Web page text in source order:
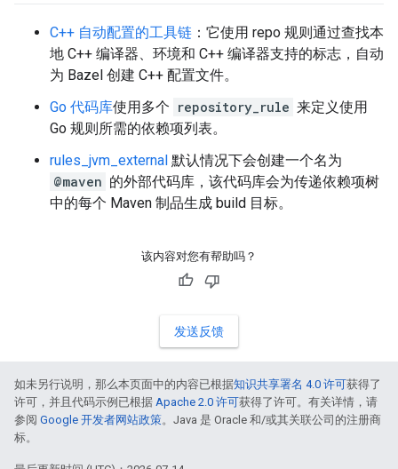
C++ 自动配置的工具链 ：它使用 repo 规则通过查找本
地 C++ 编译器、环境和 C++ 编译器支持的标志，自动
为 Bazel 创建 C++ 配置文件。
Go 代码库使用多个 repository_rule 来定义使用
Go 规则所需的依赖项列表。
rules_jvm_external 默认情况下会创建一个名为
@maven 的外部代码库，该代码库会为传递依赖项树
中的每个 Maven 制品生成 build 目标。
该内容对您有帮助吗？
发送反馈
如未另行说明，那么本页面中的内容已根据知识共享署名 4.0 许可获得了
许可，并且代码示例已根据 Apache 2.0 许可获得了许可。有关详情，请
参阅 Google 开发者网站政策。Java 是 Oracle 和/或其关联公司的注册商
标。